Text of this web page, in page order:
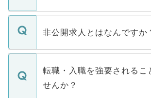
ご登録いただきましたら、弊
登録内容を確認し、その後メ
ます。通常、5営業日以内に
いただきますので、しばらく
非公開求人とはなんですか
マイナビDOCTORで取り扱っ
うち約3割は、Webサイトか
けない「非公開求人」です。
下記の理由によって、一般に
転職・入職を強要されるこ
せんか？